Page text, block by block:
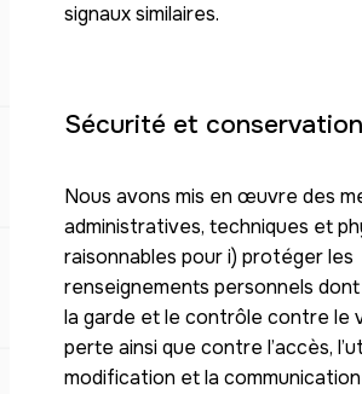
signaux similaires.
Sécurité et conservation
Nous avons mis en œuvre des
administratives, techniques et
raisonnables pour i) protéger les
renseignements personnels
la garde et le contrôle contre le
perte ainsi que contre l’accès,
modification et la